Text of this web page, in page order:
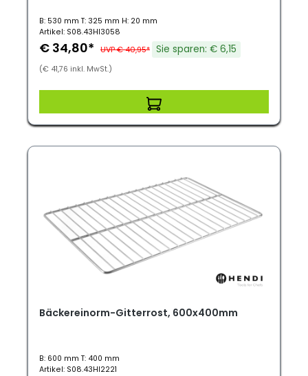
B: 530 mm T: 325 mm H: 20 mm
Artikel: S08.43HI3058
€ 34,80* UVP € 40,95* Sie sparen: € 6,15
(€ 41,76 inkl. MwSt.)
Bäckereinorm-Gitterrost, 600x400mm
B: 600 mm T: 400 mm
Artikel: S08.43HI2221